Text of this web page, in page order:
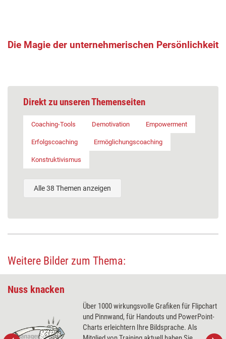
Die Magie der unternehmerischen Persönlichkeit
Direkt zu unseren Themenseiten
Coaching-Tools Demotivation Empowerment
Erfolgscoaching Ermöglichungscoaching
Konstruktivismus
Alle 38 Themen anzeigen
Weitere Bilder zum Thema:
Nuss knacken
Über 1000 wirkungsvolle Grafiken für Flipchart
und Pinnwand, für Handouts und PowerPoint-
Charts erleichtern Ihre Bildsprache. Als